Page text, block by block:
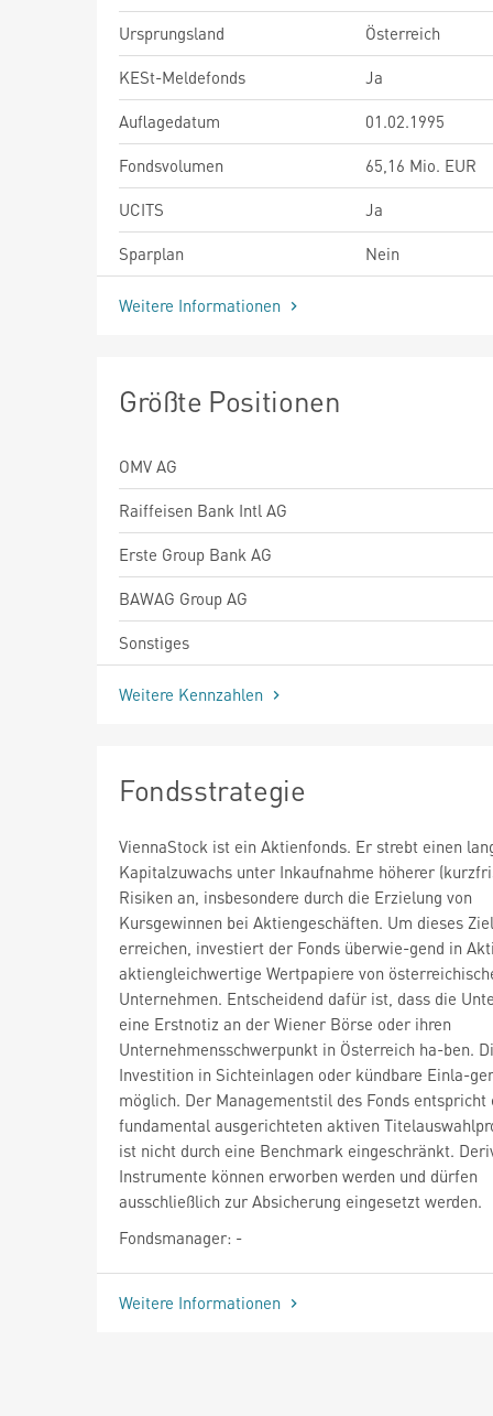
Ursprungsland
Österreich
KESt-Meldefonds
Ja
Auflagedatum
01.02.1995
Fondsvolumen
65,16 Mio. EUR
UCITS
Ja
Sparplan
Nein
Weitere Informationen
Größte Positionen
OMV AG
Raiffeisen Bank Intl AG
Erste Group Bank AG
BAWAG Group AG
Sonstiges
Weitere Kennzahlen
Fondsstrategie
ViennaStock ist ein Aktienfonds. Er strebt einen
Kapitalzuwachs unter Inkaufnahme höherer
Risiken an, insbesondere durch die Erzielung von
Kursgewinnen bei Aktiengeschäften. Um dieses
erreichen, investiert der Fonds überwie-gend in
aktiengleichwertige Wertpapiere von
Unternehmen. Entscheidend dafür ist, dass die
eine Erstnotiz an der Wiener Börse oder ihren
Unternehmensschwerpunkt in Österreich ha-ben.
Investition in Sichteinlagen oder kündbare Einla-
möglich. Der Managementstil des Fonds entspricht
fundamental ausgerichteten aktiven
ist nicht durch eine Benchmark eingeschränkt.
Instrumente können erworben werden und dürfen
ausschließlich zur Absicherung eingesetzt werden.
Fondsmanager: -
Weitere Informationen